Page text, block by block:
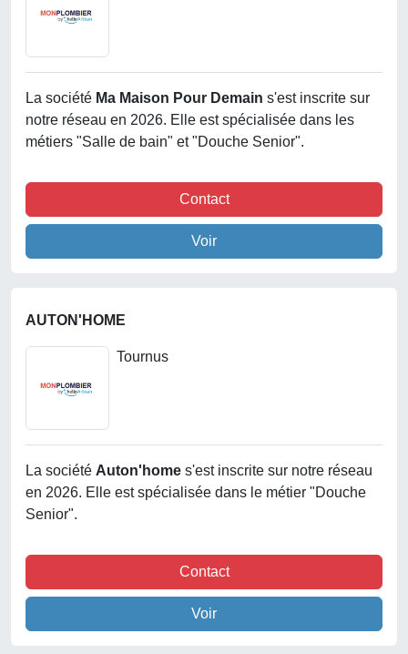
La société Ma Maison Pour Demain s'est inscrite sur
notre réseau en 2026. Elle est spécialisée dans les
métiers "Salle de bain" et "Douche Senior".
Contact
Voir
AUTON'HOME
Tournus
La société Auton'home s'est inscrite sur notre réseau
en 2026. Elle est spécialisée dans le métier "Douche
Senior".
Contact
Voir